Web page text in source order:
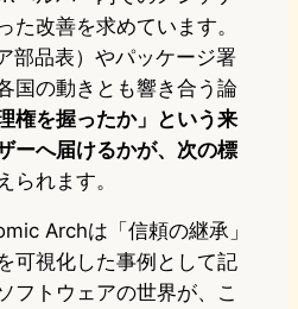
た改善を求めています。
部品表）やパッケージ署
国の動きとも響き合う論
権を握ったか」という来
ーへ届けるかが、次の標
られます。
Archは「信頼の継承」
可視化した事例として記
フトウェアの世界が、こ